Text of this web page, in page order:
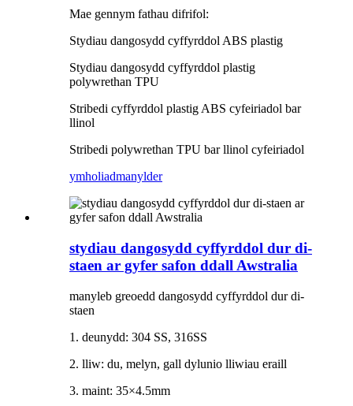
Mae gennym fathau difrifol:
Stydiau dangosydd cyffyrddol ABS plastig
Stydiau dangosydd cyffyrddol plastig
polywrethan TPU
Stribedi cyffyrddol plastig ABS cyfeiriadol bar
llinol
Stribedi polywrethan TPU bar llinol cyfeiriadol
ymholiadmanylder
stydiau dangosydd cyffyrddol dur di-
staen ar gyfer safon ddall Awstralia
manyleb greoedd dangosydd cyffyrddol dur di-
staen
1. deunydd: 304 SS, 316SS
2. lliw: du, melyn, gall dylunio lliwiau eraill
3. maint: 35×4.5mm